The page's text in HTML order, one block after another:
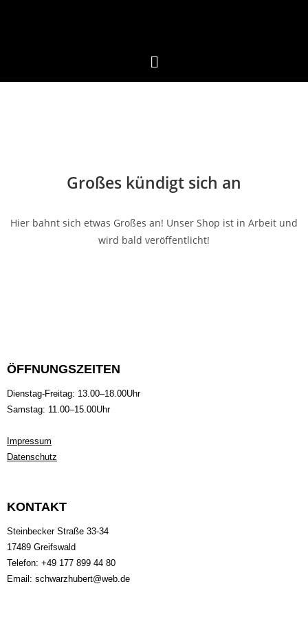
Großes kündigt sich an
Hier bahnt sich etwas Großes an! Unser Shop ist in Arbeit und
wird bald veröffentlicht!
ÖFFNUNGSZEITEN
Dienstag-Freitag: 13.00–18.00Uhr
Samstag: 11.00–15.00Uhr
Impressum
Datenschutz
KONTAKT
Steinbecker Straße 33-34
17489 Greifswald
Telefon: +49 177 899 44 80
Email: schwarzhubert@web.de